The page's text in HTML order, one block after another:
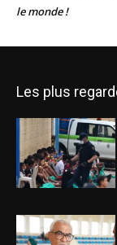
le monde !
Les plus